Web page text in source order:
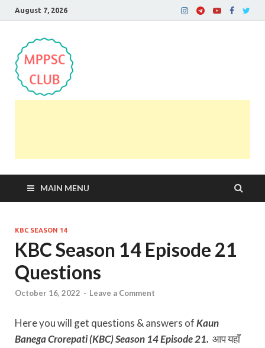
August 7, 2026
MAIN MENU
KBC SEASON 14
KBC Season 14 Episode 21
Questions
October 16, 2022 - Leave a Comment
Here you will get questions & answers ofKaun
Banega Crorepati (KBC) Season 14 Episode 21. आप यहाँ